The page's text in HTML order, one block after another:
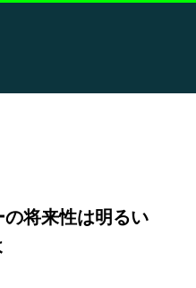
の将来性は明るい